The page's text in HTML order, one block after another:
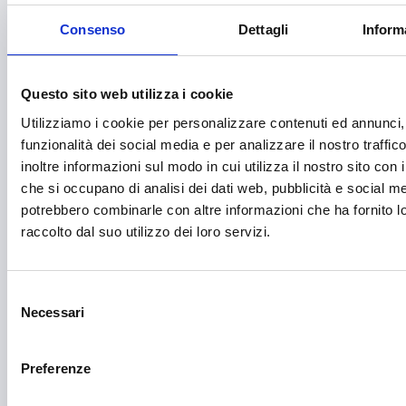
Consenso Dettagli
Questo sito web utilizza i cookie
Utilizziamo i cookie per personalizzare contenuti ed
funzionalità dei social media e per analizzare il nostro
inoltre informazioni sul modo in cui utilizza il nostro sito con
che si occupano di analisi dei dati web, pubblicità e social
potrebbero combinarle con altre informazioni che ha fornito
raccolto dal suo utilizzo dei loro servizi.
delNecessari
Preferenze
Emittenti radiofoniche
Energie Rinnovabili
Farmaceutico
Farmacia e/o chimica
Fashion
Festival e mostre
Gastronomia